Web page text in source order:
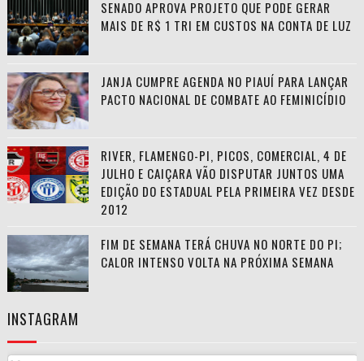
SENADO APROVA PROJETO QUE PODE GERAR
MAIS DE R$ 1 TRI EM CUSTOS NA CONTA DE LUZ
JANJA CUMPRE AGENDA NO PIAUÍ PARA LANÇAR
PACTO NACIONAL DE COMBATE AO FEMINICÍDIO
RIVER, FLAMENGO-PI, PICOS, COMERCIAL, 4 DE
JULHO E CAIÇARA VÃO DISPUTAR JUNTOS UMA
EDIÇÃO DO ESTADUAL PELA PRIMEIRA VEZ DESDE
2012
FIM DE SEMANA TERÁ CHUVA NO NORTE DO PI;
CALOR INTENSO VOLTA NA PRÓXIMA SEMANA
INSTAGRAM